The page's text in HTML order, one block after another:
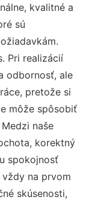
kvalitné a
sú
Pri realizácií
odbornosť, ale
pretože si
môže spôsobiť
naše
korektný
spokojnosť
na prvom
skúsenosti,